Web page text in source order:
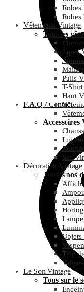
F.A.Q / Contact
Robes
Robes
Vêtements Vintage
Tous les
Jupes
Pulls
T-
Haut
Accessoires
Sac
Décoration Vintage
Toutes nos
Objets
Le Son Vintage
Tous sur le